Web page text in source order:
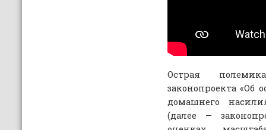
Острая
законопроекта «Об
домашнего
(далее —